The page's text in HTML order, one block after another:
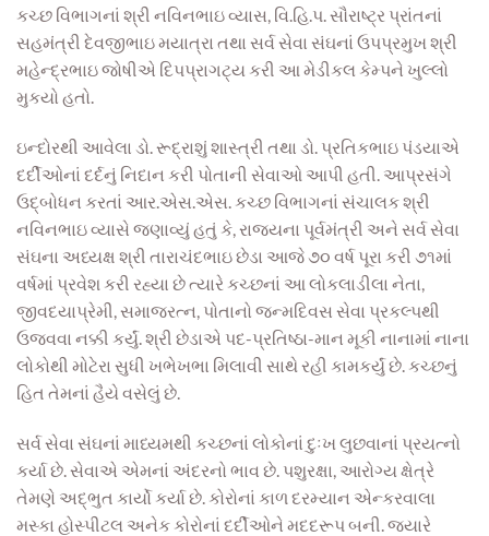
કચ્છ વિભાગનાં શ્રી નવિનભાઇ વ્યાસ, વિ.હિ.પ. સૌરાષ્ટ્ર પ્રાંતનાં
સહમંત્રી દેવજીભાઇ મયાત્રા તથા સર્વ સેવા સંઘનાં ઉપપ્રમુખ શ્રી
મહેન્દ્રભાઇ જોષીએ દિપપ્રાગટ્ય કરી આ મેડીકલ કેમ્પને ખુલ્લો
મુકયો હતો.
ઇન્દોરથી આવેલા ડો. રૂદ્રાશું શાસ્ત્રી તથા ડો. પ્રતિકભાઇ પંડયાએ
દર્દીઓનાં દર્દનું નિદાન કરી પોતાની સેવાઓ આપી હતી. આપ્રસંગે
ઉદ્બોધન કરતાં આર.એસ.એસ. કચ્છ વિભાગનાં સંચાલક શ્રી
નવિનભાઇ વ્યાસે જણાવ્યું હતું કે, રાજ્યના પૂર્વમંત્રી અને સર્વ સેવા
સંઘના અધ્યક્ષ શ્રી તારાચંદભાઇ છેડા આજે ૭૦ વર્ષ પૂરા કરી ૭૧માં
વર્ષમાં પ્રવેશ કરી રહ્યા છે ત્યારે કચ્છનાં આ લોકલાડીલા નેતા,
જીવદયાપ્રેમી, સમાજરત્ન, પોતાનો જન્મદિવસ સેવા પ્રકલ્પથી
ઉજવવા નક્કી કર્યું. શ્રી છેડાએ પદ-પ્રતિષ્ઠા-માન મૂકી નાનામાં નાના
લોકોથી મોટેરા સુધી ખભેખભા મિલાવી સાથે રહી કામકર્યું છે. કચ્છનું
હિત તેમનાં હૈયે વસેલું છે.
સર્વ સેવા સંઘનાં માધ્યમથી કચ્છનાં લોકોનાં દુઃખ લુછવાનાં પ્રયત્નો
કર્યા છે. સેવાએ એમનાં અંદરનો ભાવ છે. પશુરક્ષા, આરોગ્ય ક્ષેત્રે
તેમણે અદ્ભુત કાર્યો કર્યા છે. કોરોનાં કાળ દરમ્યાન એન્કરવાલા
મસ્કા હોસ્પીટલ અનેક કોરોનાં દર્દીઓને મદદરૂપ બની. જયારે